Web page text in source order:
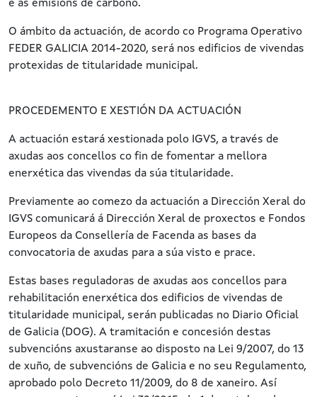
e as emisións de carbono.
O ámbito da actuación, de acordo co Programa Operativo
FEDER GALICIA 2014-2020, será nos edificios de vivendas
protexidas de titularidade municipal.
PROCEDEMENTO E XESTIÓN DA ACTUACIÓN
A actuación estará xestionada polo IGVS, a través de
axudas aos concellos co fin de fomentar a mellora
enerxética das vivendas da súa titularidade.
Previamente ao comezo da actuación a Dirección Xeral do
IGVS comunicará á Dirección Xeral de proxectos e Fondos
Europeos da Consellería de Facenda as bases da
convocatoria de axudas para a súa visto e prace.
Estas bases reguladoras de axudas aos concellos para
rehabilitación enerxética dos edificios de vivendas de
titularidade municipal, serán publicadas no Diario Oficial
de Galicia (DOG). A tramitación e concesión destas
subvencións axustaranse ao disposto na Lei 9/2007, do 13
de xuño, de subvencións de Galicia e no seu Regulamento,
aprobado polo Decreto 11/2009, do 8 de xaneiro. Así